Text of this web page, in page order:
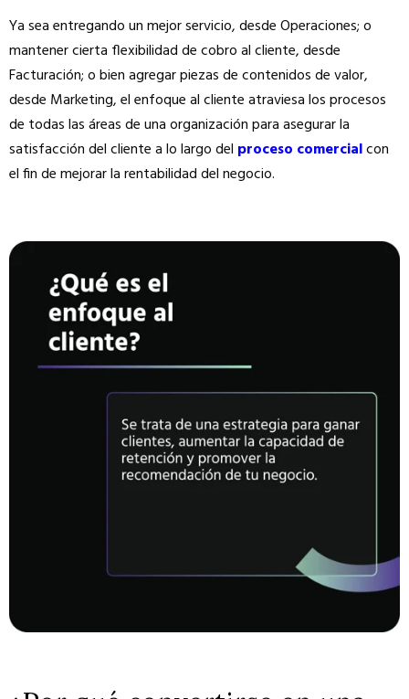
Ya sea entregando un mejor servicio, desde Operaciones; o
mantener cierta flexibilidad de cobro al cliente, desde
Facturación; o bien agregar piezas de contenidos de valor,
desde Marketing, el enfoque al cliente atraviesa los procesos
de todas las áreas de una organización para asegurar la
satisfacción del cliente a lo largo del proceso comercialcon
el fin de mejorar la rentabilidad del negocio.